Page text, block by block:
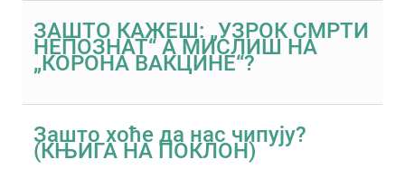
ЗАШТО КАЖЕШ: „УЗРОК СМРТИ
НЕПОЗНАТ“ А МИСЛИШ НА
„КОРОНА ВАКЦИНЕ“?
Зашто хоће да нас чипују?
(КЊИГА НА ПОКЛОН)